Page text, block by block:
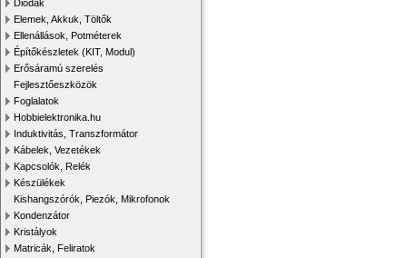
Diódák
Elemek, Akkuk, Töltők
Ellenállások, Potméterek
Építőkészletek (KIT, Modul)
Erősáramú szerelés
Fejlesztőeszközök
Foglalatok
Hobbielektronika.hu
Induktivitás, Transzformátor
Kábelek, Vezetékek
Kapcsolók, Relék
Készülékek
Kishangszórók, Piezók, Mikrofonok
Kondenzátor
Kristályok
Matricák, Feliratok